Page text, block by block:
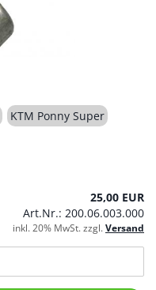
KTM Ponny Super
25,00 EUR
Art.Nr.: 200.06.003.000
inkl. 20% MwSt. zzgl.Versand